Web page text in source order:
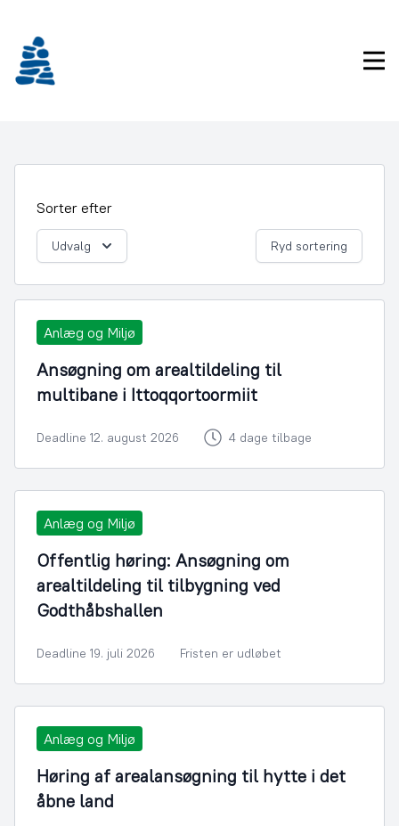
indhold
Sorter efter
Udvalg Ryd sortering
Anlæg og Miljø
Ansøgning om arealtildeling til
multibane i Ittoqqortoormiit
Deadline 12. august 2026 4 dage tilbage
Anlæg og Miljø
Offentlig høring: Ansøgning om
arealtildeling til tilbygning ved
Godthåbshallen
Deadline 19. juli 2026 Fristen er udløbet
Anlæg og Miljø
Høring af arealansøgning til hytte i det
åbne land